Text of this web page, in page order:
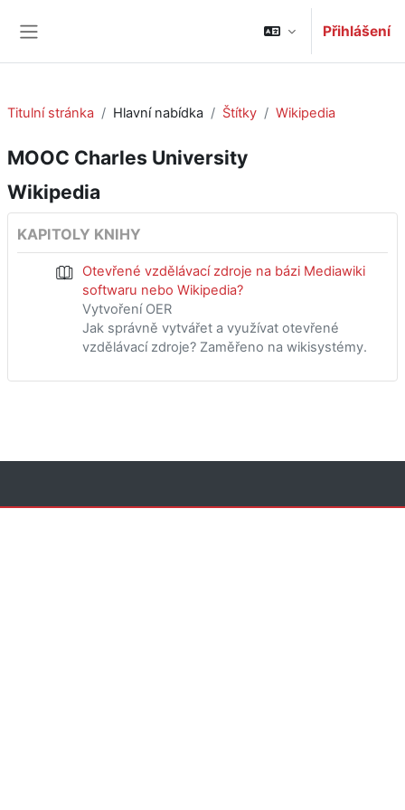
Přihlášení
Titulní stránka Hlavní nabídka Štítky Wikipedia
MOOC Charles University
Wikipedia
KAPITOLY KNIHY
Otevřené vzdělávací zdroje na bázi Mediawiki
softwaru nebo Wikipedia?
Vytvoření OER
Jak správně vytvářet a využívat otevřené
vzdělávací zdroje? Zaměřeno na wikisystémy.